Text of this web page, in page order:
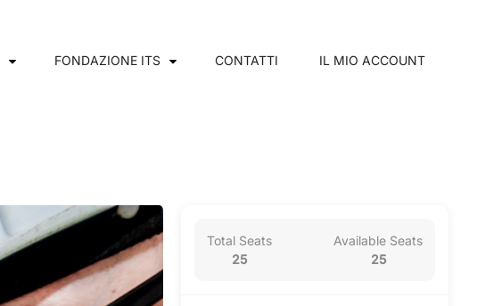
FONDAZIONE ITS CONTATTI IL MIO ACCOUNT
Total Seats
25
Available Seats
25